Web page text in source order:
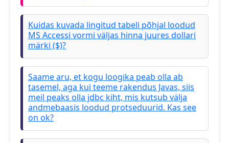
Kuidas kuvada lingitud tabeli põhjal loodud
MS Accessi vormi väljas hinna juures dollari
märki ($)?
Saame aru, et kogu loogika peab olla ab
tasemel, aga kui teeme rakendus Javas, siis
meil peaks olla jdbc kiht, mis kutsub välja
andmebaasis loodud protseduurid. Kas see
on ok?